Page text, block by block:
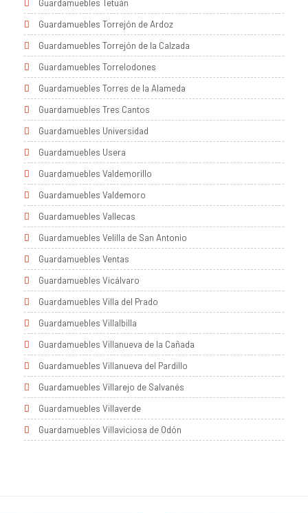
Guardamuebles Tetuán
Guardamuebles Torrejón de Ardoz
Guardamuebles Torrejón de la Calzada
Guardamuebles Torrelodones
Guardamuebles Torres de la Alameda
Guardamuebles Tres Cantos
Guardamuebles Universidad
Guardamuebles Usera
Guardamuebles Valdemorillo
Guardamuebles Valdemoro
Guardamuebles Vallecas
Guardamuebles Velilla de San Antonio
Guardamuebles Ventas
Guardamuebles Vicálvaro
Guardamuebles Villa del Prado
Guardamuebles Villalbilla
Guardamuebles Villanueva de la Cañada
Guardamuebles Villanueva del Pardillo
Guardamuebles Villarejo de Salvanés
Guardamuebles Villaverde
Guardamuebles Villaviciosa de Odón